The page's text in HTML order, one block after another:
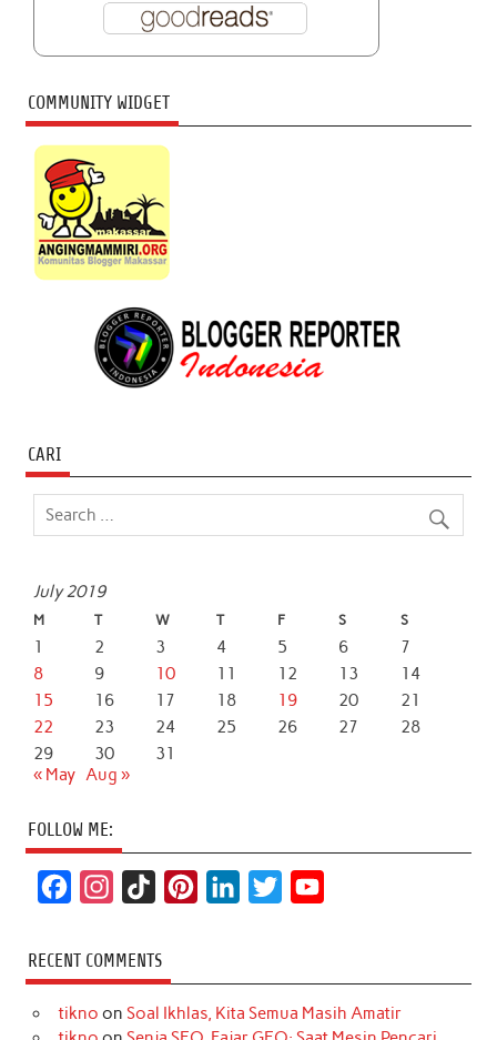
COMMUNITY WIDGET
CARI
July 2019
M T W T F S S
1 2 3 4 5 6
7
8
9 10 11 12 13
14
15
16 17 18 19 20
21
22
23 24 25 26 27
28
29
30
31
« May Aug »
FOLLOW ME:
c
e
b
s
t
a
k
T
o
t
e
k
e
t
t
T
u
RECENT COMMENTS
tikno on Soal Ikhlas, Kita Semua Masih Amatir